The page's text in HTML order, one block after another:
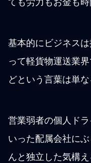
ても労力もお金も
基本的にビジネス
って軽貨物運送業
どという言葉は単な
営業弱者の個人ド
いった配属会社に
んと独立した気構